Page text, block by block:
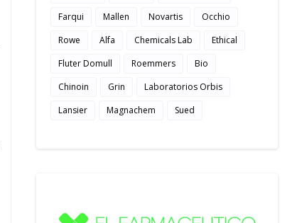
Farqui
Mallen Novartis
Occhio
Rowe
Alfa Chemicals Lab
Ethical
Fluter Domull
Roemmers
Bio
Chinoin
Grin
Laboratorios Orbis
Lansier
Magnachem Sued